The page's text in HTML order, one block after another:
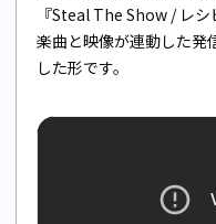
『Steal The Show / レシ
楽曲と映像が連動した発
した形です。